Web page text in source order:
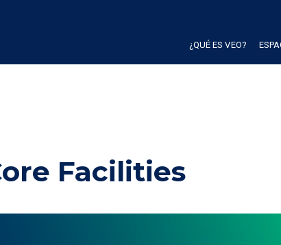
¿QUÉ ES VEO?
Facilities